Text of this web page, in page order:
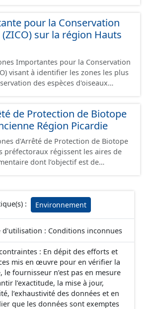
sous l'appellation Site d'Intérêt
: - les Zones de
pour la Conservation
sur la région Hauts
Importantes pour la Conservation
visant à identifier les zones les plus
des espèces d'oiseaux
classées, en tout ou en partie, en
sous la forme de Zones de Protection
de Protection de Biotope
Région Picardie
d'Arrêté de Protection de Biotope
préfectoraux régissent les aires de
dont l’objectif est de
L.411-2 du Code de l'Environnement.
: Environnement
d'utilisation : Conditions inconnues
: En dépit des efforts et
mis en œuvre pour en vérifier la
le fournisseur n’est pas en mesure
l’exactitude, la mise à jour,
l’exhaustivité des données et en
que les données sont exemptes